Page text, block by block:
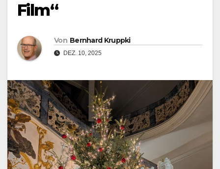
Film“
Von Bernhard Kruppki
DEZ. 10, 2025